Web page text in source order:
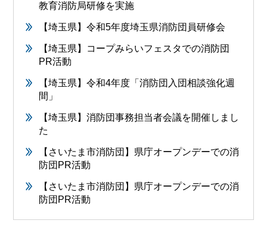
教育消防局研修を実施
【埼玉県】令和5年度埼玉県消防団員研修会
【埼玉県】コープみらいフェスタでの消防団
PR活動
【埼玉県】令和4年度「消防団入団相談強化週
間」
【埼玉県】消防団事務担当者会議を開催しまし
た
【さいたま市消防団】県庁オープンデーでの消
防団PR活動
【さいたま市消防団】県庁オープンデーでの消
防団PR活動